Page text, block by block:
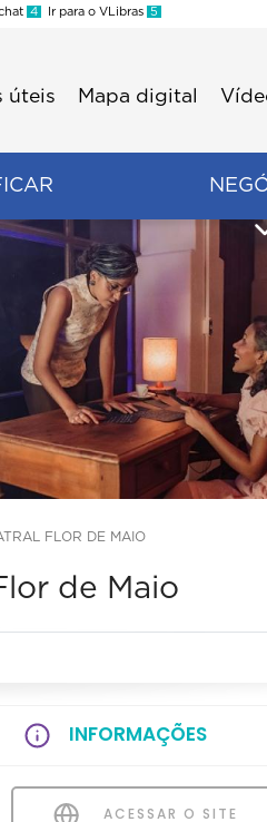
4 Ir para o VLibras 5
úteis Mapa digital
FLOR DE MAIO
de Maio
INFORMAÇÕES
ACESSAR O SITE